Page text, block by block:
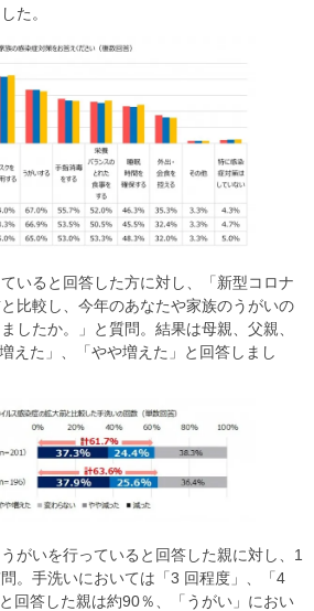
た。
いると回答した方に対し、「新型コロナ
比較し、今年のあなたや家族のうがいの
したか。」と質問。結果は母親、父親、
えた」、「やや増えた」と回答しまし
がいを行っていると回答した親に対し、1
。手洗いにおいては「3 回程度」、「4
回答した親は約90％、「うがい」におい